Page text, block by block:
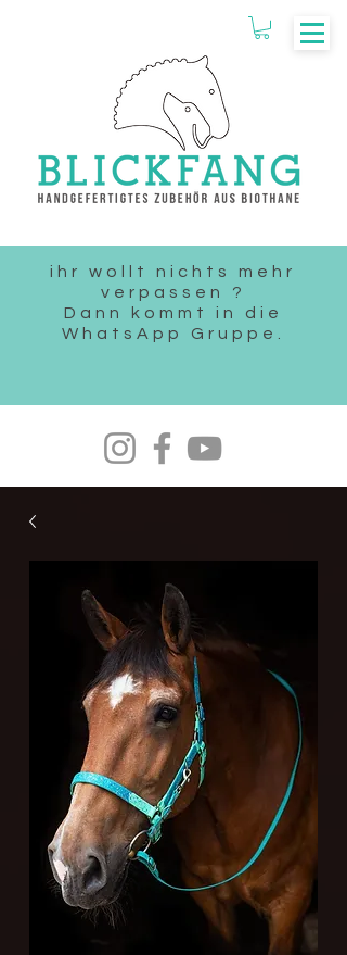
ihr wollt nichts mehr
verpassen ?
Dann kommt in die
WhatsApp Gruppe.